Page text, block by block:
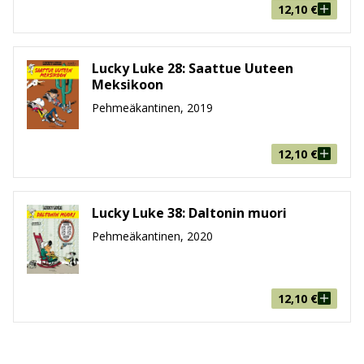
12,10 €
Lucky Luke 28: Saattue Uuteen
Meksikoon
Pehmeäkantinen, 2019
12,10 €
Lucky Luke 38: Daltonin muori
Pehmeäkantinen, 2020
12,10 €